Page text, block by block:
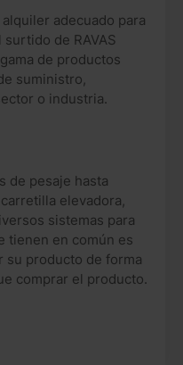
adecuado para
de RAVAS
de productos
suministro,
o industria.
de pesaje hasta
elevadora,
sistemas para
tienen en común es
su producto de forma
comprar el producto.